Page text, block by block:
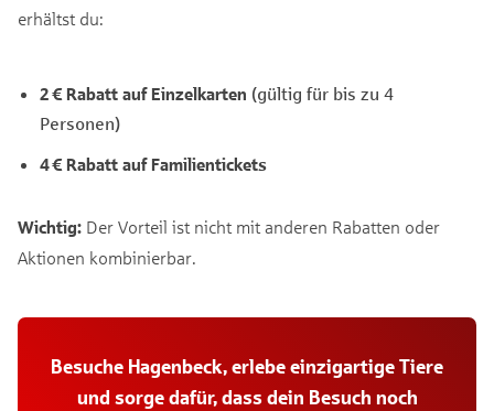
erhältst du:
2 € Rabatt auf Einzelkarten (gültig für bis zu 4
Personen)
4 € Rabatt auf Familientickets
Wichtig: Der Vorteil ist nicht mit anderen Rabatten oder
Aktionen kombinierbar.
Besuche Hagenbeck, erlebe einzigartige Tiere
und sorge dafür, dass dein Besuch noch